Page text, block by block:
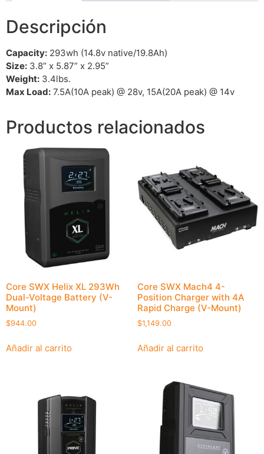
Descripción
Capacity: 293wh (14.8v native/19.8Ah)
Size: 3.8” x 5.87” x 2.95”
Weight: 3.4lbs.
Max Load: 7.5A(10A peak) @ 28v, 15A(20A peak) @ 14v
Productos relacionados
Core SWX Helix XL 293Wh
Dual-Voltage Battery (V-
Mount)
$944.00
Añadir al carrito
Core SWX Mach4 4-
Position Charger with 4A
Rapid Charge (V-Mount)
$1,149.00
Añadir al carrito